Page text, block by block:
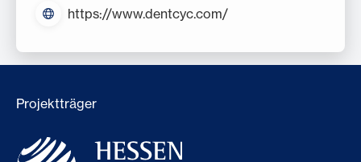
https://www.dentcyc.com/
Projektträger